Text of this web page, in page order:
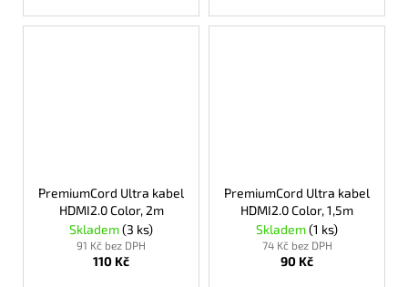
PremiumCord Ultra kabel
HDMI2.0 Color, 2m
Skladem(3 ks)
91 Kč bez DPH
110 Kč
PremiumCord Ultra kabel
HDMI2.0 Color, 1,5m
Skladem(1 ks)
74 Kč bez DPH
90 Kč